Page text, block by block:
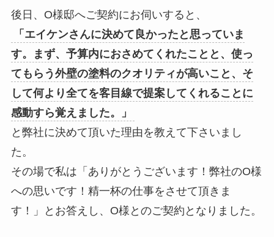
後日、O様邸へご契約にお伺いすると、
「エイケンさんに決めて良かったと思っていま
す。まず、予算内におさめてくれたことと、使っ
てもらう外壁の塗料のクオリティが高いこと、そ
して何より全てを客目線で提案してくれることに
感動すら覚えました。」
と弊社に決めて頂いた理由を教えて下さいまし
た。
その場で私は「ありがとうございます！弊社のO様
への思いです！精一杯の仕事をさせて頂きま
す！」とお答えし、O様とのご契約となりました。